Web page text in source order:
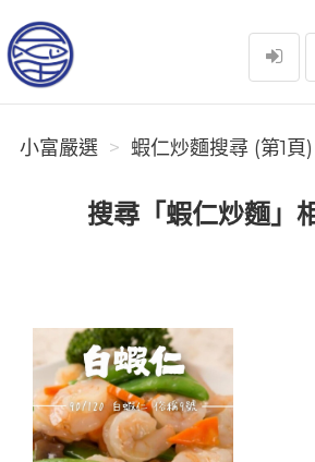
小富嚴選
小富嚴選 蝦仁炒麵搜尋 (第1頁)
搜尋「蝦仁炒麵」